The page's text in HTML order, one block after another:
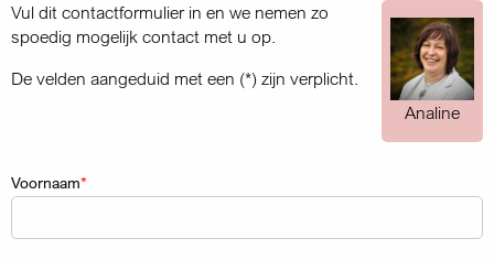
Vul dit contactformulier in en we nemen zo
spoedig mogelijk contact met u op.
De velden aangeduid met een (*) zijn verplicht.
Analine
Naam
Voornaam